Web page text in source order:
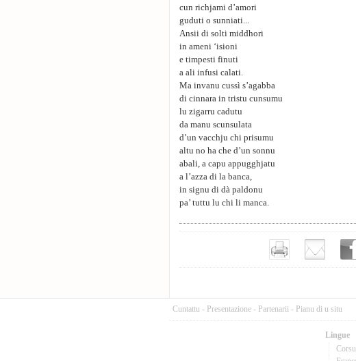
cun richjami d’amori
guduti o sunniati...
Ansii di solti middhori
in ameni ‘isioni
e timpesti finuti
a ali infusi calati.
Ma invanu cussì s’agabba
di cinnara in tristu cunsumu
lu zigarru cadutu
da manu scunsulata
d’un vacchju chi prisumu
altu no ha che d’un sonnu
abali, a capu appugghjatu
a l’azza di la banca,
in signu di dà paldonu
pa’ tuttu lu chi li manca.
Cuntattu - Presentazione - Partenarii - Pianu di u situ
Lingue
Corsu